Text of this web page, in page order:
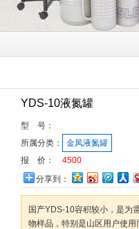
YDS-10液氮罐
型 号：
所属分类：
金凤液氮罐
报 价：
4500
分享到：
国产YDS-10容积较小，是为
物样品，特别是山区用户使